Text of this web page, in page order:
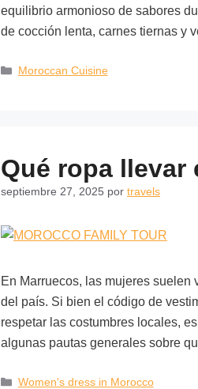
equilibrio armonioso de sabores
de cocción lenta, carnes tiernas y
Moroccan Cuisine
Qué ropa llevar
septiembre 27, 2025 por travels
En Marruecos, las mujeres
del país. Si bien el código de
respetar las costumbres locales,
algunas pautas generales sobre
Women's dress in Morocco